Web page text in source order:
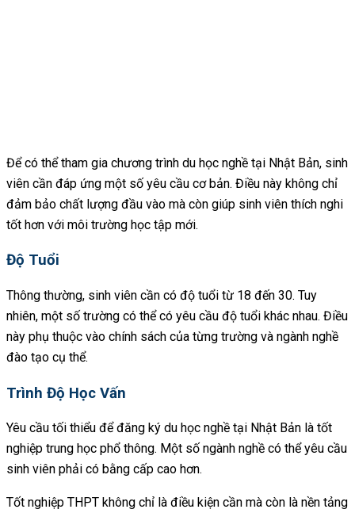
Để có thể tham gia chương trình du học nghề tại Nhật Bản, sinh
viên cần đáp ứng một số yêu cầu cơ bản. Điều này không chỉ
đảm bảo chất lượng đầu vào mà còn giúp sinh viên thích nghi
tốt hơn với môi trường học tập mới.
Độ Tuổi
Thông thường, sinh viên cần có độ tuổi từ 18 đến 30. Tuy
nhiên, một số trường có thể có yêu cầu độ tuổi khác nhau. Điều
này phụ thuộc vào chính sách của từng trường và ngành nghề
đào tạo cụ thể.
Trình Độ Học Vấn
Yêu cầu tối thiểu để đăng ký du học nghề tại Nhật Bản là tốt
nghiệp trung học phổ thông. Một số ngành nghề có thể yêu cầu
sinh viên phải có bằng cấp cao hơn.
Tốt nghiệp THPT không chỉ là điều kiện cần mà còn là nền tảng